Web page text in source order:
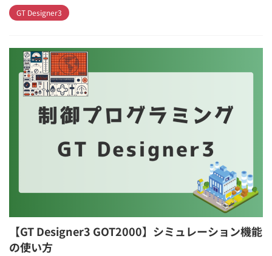
GT Designer3
【GT Designer3 GOT2000】シミュレーション機能
の使い方